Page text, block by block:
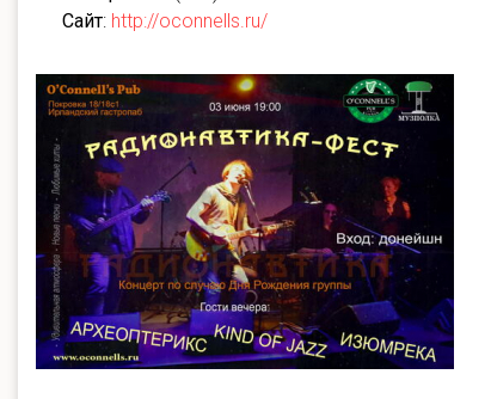
Сайт: http://oconnells.ru/